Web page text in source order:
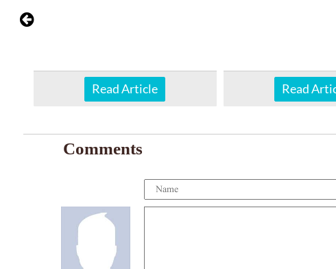
Read Article Read
Comments